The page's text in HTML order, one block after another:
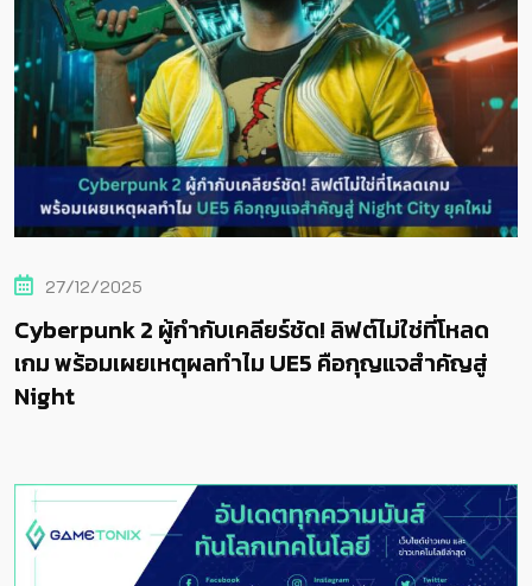
ลียร์ชัด! ลิฟต์ไม่ใช่ที่โหลด
ไม UE5 คือกุญแจสำคัญสู่
Cyberpunk 2077:
จำหน่ายเป็นเกมเปิดตั